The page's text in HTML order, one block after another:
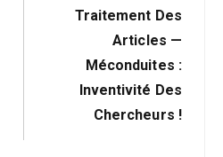
Traitement Des
Articles —
Méconduites :
Inventivité Des
Chercheurs !